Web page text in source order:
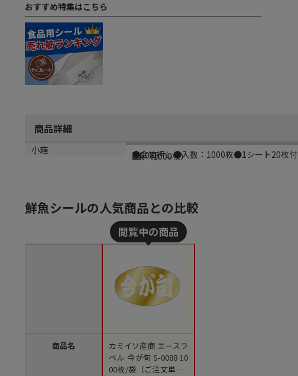
おすすめ特集はこちら
商品詳細
商品説明
●金箔押し●入数：1000枚●1シート20枚付
メーカー品番
S-0088
材質
紙
小箱
1束（1000枚）
鮮魚シールの人気商品との比較
商品名
カミイソ産商 エースラ
ベル 今が旬 S-0088 10
00枚/袋（ご注文単位1